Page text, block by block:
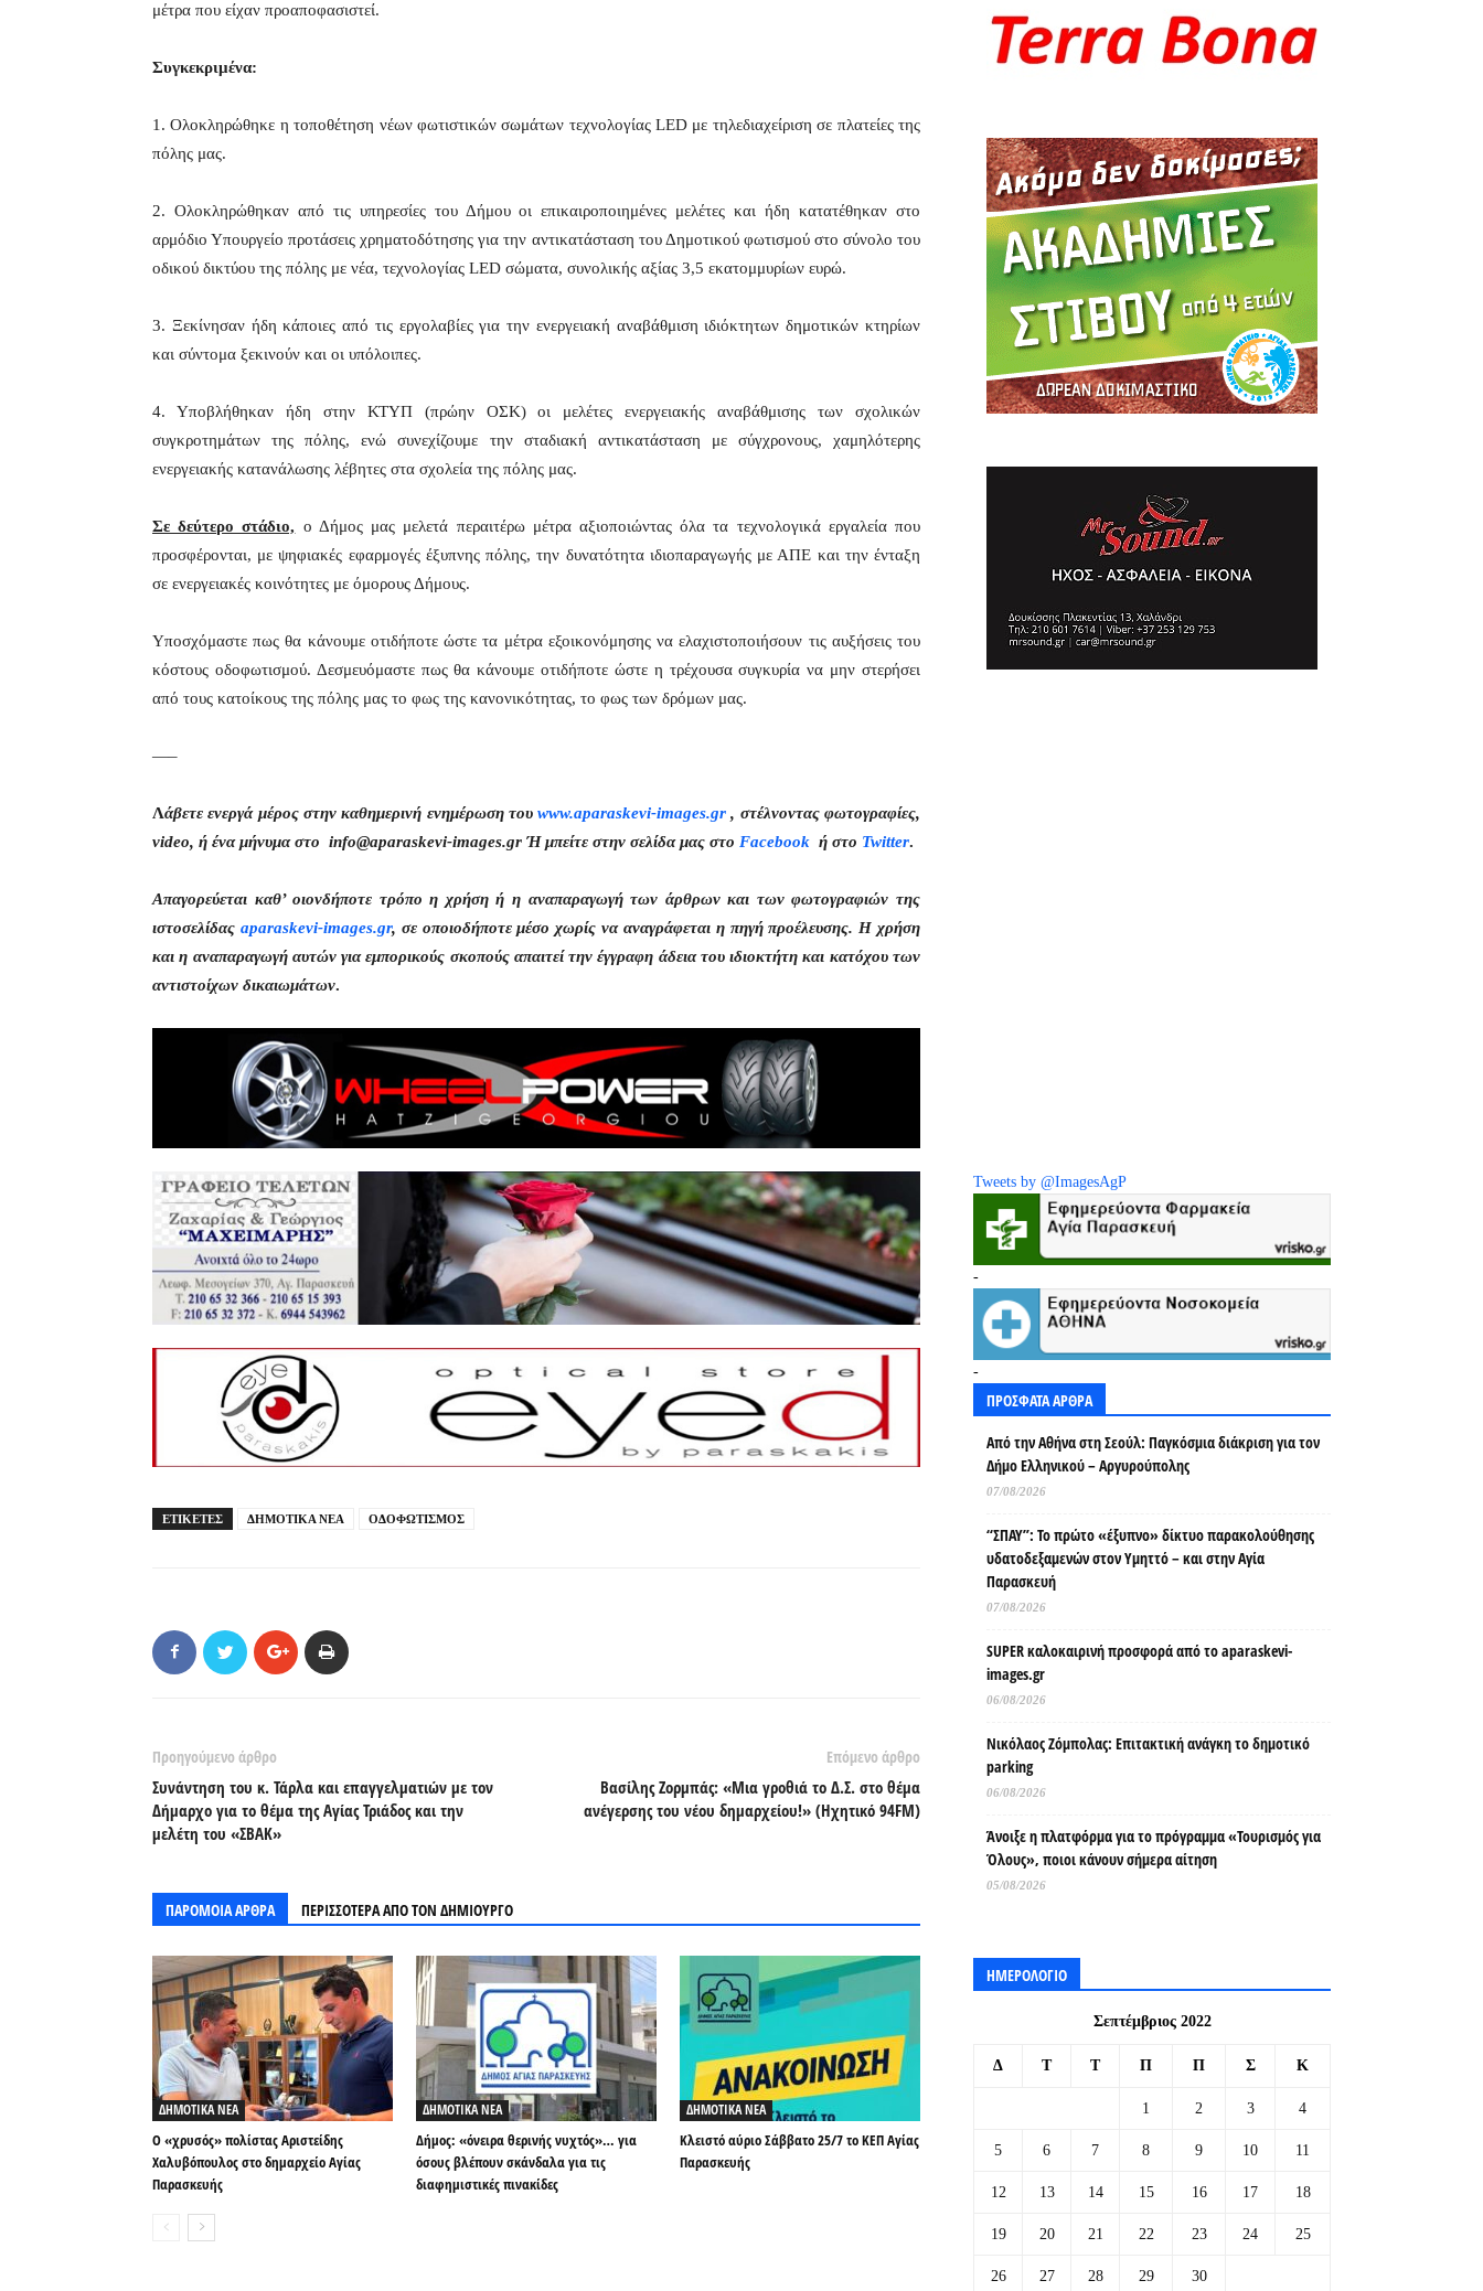
μέτρα που είχαν προαποφασιστεί.
Συγκεκριμένα:
1. Ολοκληρώθηκε η τοποθέτηση νέων φωτιστικών σωμάτων τεχνολογίας LED με τηλεδιαχείριση σε πλατείες της
πόλης μας.
2. Ολοκληρώθηκαν από τις υπηρεσίες του Δήμου οι επικαιροποιημένες μελέτες και ήδη κατατέθηκαν στο
αρμόδιο Υπουργείο προτάσεις χρηματοδότησης για την αντικατάσταση του Δημοτικού φωτισμού στο σύνολο του
οδικού δικτύου της πόλης με νέα, τεχνολογίας LED σώματα, συνολικής αξίας 3,5 εκατομμυρίων ευρώ.
3. Ξεκίνησαν ήδη κάποιες από τις εργολαβίες για την ενεργειακή αναβάθμιση ιδιόκτητων δημοτικών κτηρίων
και σύντομα ξεκινούν και οι υπόλοιπες.
4. Υποβλήθηκαν ήδη στην ΚΤΥΠ (πρώην ΟΣΚ) οι μελέτες ενεργειακής αναβάθμισης των σχολικών
συγκροτημάτων της πόλης, ενώ συνεχίζουμε την σταδιακή αντικατάσταση με σύγχρονους, χαμηλότερης
ενεργειακής κατανάλωσης λέβητες στα σχολεία της πόλης μας.
Σε δεύτερο στάδιο, ο Δήμος μας μελετά περαιτέρω μέτρα αξιοποιώντας όλα τα τεχνολογικά εργαλεία που
προσφέρονται, με ψηφιακές εφαρμογές έξυπνης πόλης, την δυνατότητα ιδιοπαραγωγής με ΑΠΕ και την ένταξη
σε ενεργειακές κοινότητες με όμορους Δήμους.
Υποσχόμαστε πως θα κάνουμε οτιδήποτε ώστε τα μέτρα εξοικονόμησης να ελαχιστοποιήσουν τις αυξήσεις του
κόστους οδοφωτισμού. Δεσμευόμαστε πως θα κάνουμε οτιδήποτε ώστε η τρέχουσα συγκυρία να μην στερήσει
από τους κατοίκους της πόλης μας το φως της κανονικότητας, το φως των δρόμων μας.
—–
Λάβετε ενεργά μέρος στην καθημερινή ενημέρωση τουwww.aparaskevi-images.gr , στέλνοντας φωτογραφίες,
video, ή ένα μήνυμα στο info@aparaskevi-images.gr Ή μπείτε στην σελίδα μας στο Facebook ή στο Twitter.
Απαγορεύεται καθ’ οιονδήποτε τρόπο η χρήση ή η αναπαραγωγή των άρθρων και των φωτογραφιών της
ιστοσελίδας aparaskevi-images.gr, σε οποιοδήποτε μέσο χωρίς να αναγράφεται η πηγή προέλευσης. Η χρήση
και η αναπαραγωγή αυτών για εμπορικούς σκοπούς απαιτεί την έγγραφη άδεια του ιδιοκτήτη και κατόχου των
αντιστοίχων δικαιωμάτων.
ΕΤΙΚΕΤΕΣ ΔΗΜΟΤΙΚΑ ΝΕΑ ΟΔΟΦΩΤΙΣΜΟΣ
Προηγούμενο άρθρο
Συνάντηση του κ. Τάρλα και επαγγελματιών με τον
Δήμαρχο για το θέμα της Αγίας Τριάδος και την
μελέτη του «ΣΒΑΚ»
Επόμενο άρθρο
Βασίλης Ζορμπάς: «Μια γροθιά το Δ.Σ. στο θέμα
ανέγερσης του νέου δημαρχείου!» (Ηχητικό 94FM)
ΠΑΡΟΜΟΙΑ ΑΡΘΡΑ ΠΕΡΙΣΣΟΤΕΡΑ ΑΠΟ ΤΟΝ ΔΗΜΙΟΥΡΓΟ
ΔΗΜΟΤΙΚΑ ΝΕΑ
Ο «χρυσός» πολίστας Αριστείδης
Χαλυβόπουλος στο δημαρχείο Αγίας
Παρασκευής
ΔΗΜΟΤΙΚΑ ΝΕΑ
Δήμος: «όνειρα θερινής νυχτός»… για
όσους βλέπουν σκάνδαλα για τις
διαφημιστικές πινακίδες
ΔΗΜΟΤΙΚΑ ΝΕΑ
Κλειστό αύριο Σάββατο 25/7 το ΚΕΠ Αγίας
Παρασκευής
Tweets by @ImagesAgP
-
-
ΠΡΟΣΦΑΤΑ ΑΡΘΡΑ
Από την Αθήνα στη Σεούλ: Παγκόσμια διάκριση για τον
Δήμο Ελληνικού – Αργυρούπολης
07/08/2026
“ΣΠΑΥ”: Το πρώτο «έξυπνο» δίκτυο παρακολούθησης
υδατοδεξαμενών στον Υμηττό – και στην Αγία
Παρασκευή
07/08/2026
SUPER καλοκαιρινή προσφορά από το aparaskevi-
images.gr
06/08/2026
Νικόλαος Ζόμπολας: Επιτακτική ανάγκη το δημοτικό
parking
06/08/2026
Άνοιξε η πλατφόρμα για το πρόγραμμα «Τουρισμός για
Όλους», ποιοι κάνουν σήμερα αίτηση
05/08/2026
ΗΜΕΡΟΛΟΓΙΟ
Σεπτέμβριος 2022
Δ Τ Τ Π Π Σ Κ
1 2 3 4
5 6 7 8 9 10 11
12 13 14 15 16 17 18
19 20 21 22 23 24 25
26 27 28 29 30